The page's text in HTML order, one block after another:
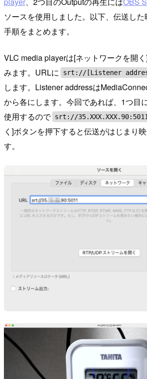
ソースを使用しました。以下、伝送し
手順をまとめます。
VLC media playerは[ネットワークを開
みます。URLに
srt://[Listener
します。Listener addressは
から各にします。今回であれば、1つ目
使用するので srt://35.XXX.XXX.90:5011
く]ボタンを押下すると伝送がはじまり
す。